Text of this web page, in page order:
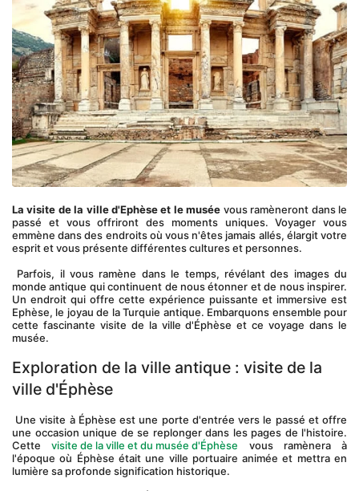
La visite de la ville d'Ephèse et le musée vous ramèneront dans le
passé et vous offriront des moments uniques. Voyager vous
emmène dans des endroits où vous n'êtes jamais allés, élargit votre
esprit et vous présente différentes cultures et personnes.
monde antique qui continuent de nous étonner et de nous inspirer.
Un endroit qui offre cette expérience puissante et immersive est
Ephèse, le joyau de la Turquie antique. Embarquons ensemble pour
cette fascinante visite de la ville d'Éphèse et ce voyage dans le
musée.
Exploration de la ville antique : visite de la
ville d'Éphèse
une occasion unique de se replonger dans les pages de l'histoire.
Cette visite de la ville et du musée d'Éphèse vous ramènera à
l'époque où Éphèse était une ville portuaire animée et mettra en
lumière sa profonde signification historique.